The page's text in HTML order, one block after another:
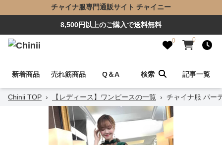
チャイナ服専門通販サイト チャイニー
8,500円以上のご購入で送料無料
0 0
新着商品 売れ筋商品 Q＆A 検索 記事一覧
Chinii TOP › 【レディース】ワンピースの一覧 › チャイナ服 パー